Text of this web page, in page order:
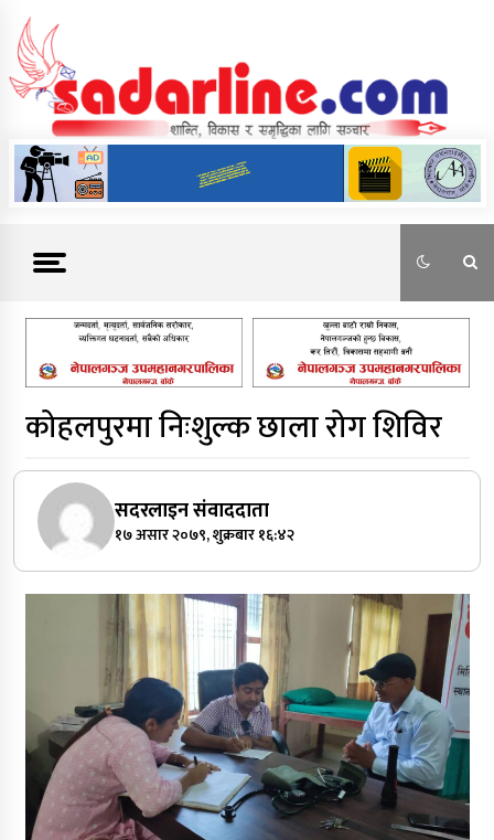
content
News For Nepal
कोहलपुरमा निःशुल्क छाला रोग शिविर
सदरलाइन संवाददाता
१७ असार २०७९, शुक्रबार १६:४२